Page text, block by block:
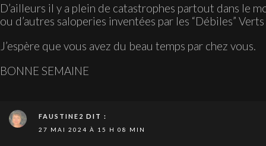
D’ailleurs il y a plein de catastrophes partout dans le
ou d’autres saloperies inventées par les “Débiles” Verts
J’espère que vous avez du beau temps par chez vous.
BONNE SEMAINE
FAUSTINE2 DIT :
27 MAI 2024 À 15 H 08 MIN